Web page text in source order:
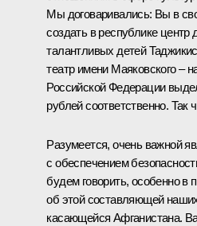
Мы договаривались: Вы в
создать в республике центр
талантливых детей
театр имени Маяковского –
Российской Федерации
рублей соответственно.
Разумеется, очень важной
с обеспечением
будем говорить, особенно
об этой составляющей
касающейся Афганистана.